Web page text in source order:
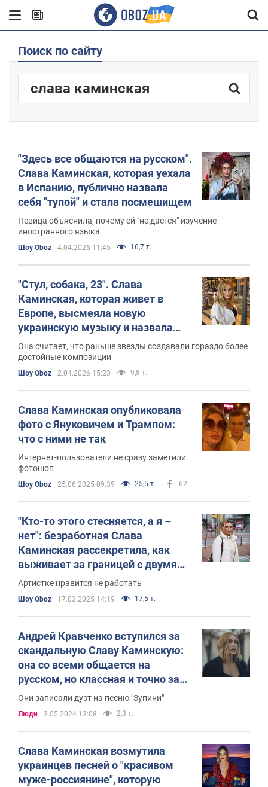
Поиск по сайту
"Здесь все общаются на русском".
Слава Каминская, которая уехала
в Испанию, публично назвала
себя "тупой" и стала посмешищем
Певица объяснила, почему ей "не дается" изучение
иностранного языка
Шоу Oboz 4.04.2026 11:45 16,7 т.
"Стул, собака, 23". Слава
Каминская, которая живет в
Европе, высмеяла новую
украинскую музыку и назвала
единственную песню, которая ей
нравится
Она считает, что раньше звезды создавали гораздо более
достойные композиции
Шоу Oboz 2.04.2026 15:23 9,8 т.
Слава Каминская опубликовала
фото с Януковичем и Трампом:
что с ними не так
Интернет-пользователи не сразу заметили
фотошоп
Шоу Oboz 25.06.2025 09:39 25,5 т. 62
"Кто-то этого стесняется, а я –
нет": безработная Слава
Каминская рассекретила, как
выживает за границей с двумя
детьми
Артистке нравится не работать
Шоу Oboz 17.03.2025 14:19 17,5 т.
Андрей Кравченко вступился за
скандальную Славу Каминскую:
она со всеми общается на
русском, но классная и точно за
Украину
Они записали дуэт на песню "Зупини"
Люди 3.05.2024 13:08 2,3 т.
Слава Каминская возмутила
украинцев песней о "красивом
муже-россиянине", которую